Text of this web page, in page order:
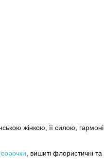
жінкою, її силою,
сорочки , вишиті флористичні